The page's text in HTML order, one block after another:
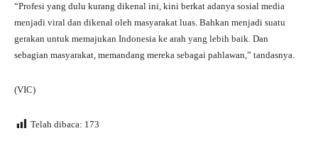
“Profesi yang dulu kurang dikenal ini, kini berkat adanya sosial media
menjadi viral dan dikenal oleh masyarakat luas. Bahkan menjadi suatu
gerakan untuk memajukan Indonesia ke arah yang lebih baik. Dan
sebagian masyarakat, memandang mereka sebagai pahlawan,” tandasnya.
(VIC)
Telah dibaca: 173